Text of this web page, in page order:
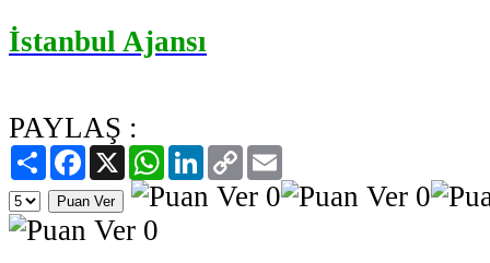
İstanbul Ajansı
PAYLAŞ :
PaylaşFacebook
X WhatsAppLinkedIn
Copy
Link